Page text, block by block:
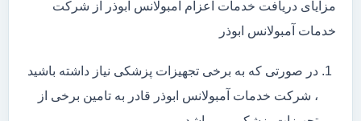
مزایای دریافت خدمات اعزام آمبولانس ابوذر از شرکت
خدمات آمبولانس ابوذر
در صورتی که به برخی تجهیزات پزشکی نیاز داشته باشید
، شرکت خدمات آمبولانس ابوذر قادر به تامین برخی از